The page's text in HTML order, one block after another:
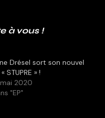
à vous !
Drésel sort son nouvel
STUPRE » !
mai 2020
"EP"